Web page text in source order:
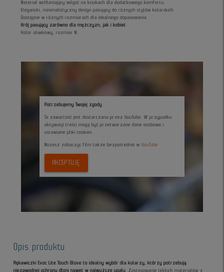
Materiał wchłaniający wilgoć na kciukach dla dodatkowego komfortu.
Elegancki, minimalistyczny design pasujący do różnych stylów kolarskich.
Dostępne w różnych rozmiarach dla idealnego dopasowania.
Krój pasujący zarówno dla mężczyzn, jak i kobiet
Kolor oliwkowy, rozmiar M.
Potrzebujemy Twojej zgody
Ta zawartość jest dostarczana przez YouTube. W przypadku
aktywacji treści mogą być przetwarzane dane osobowe i
ustawiane pliki cookies.
Możesz zobaczyc film także bezpośrednio w YouTube
AKCEPTUJĘ
Opis produktu
Rękawiczki Evoc Lite Touch Glove to idealny wybór dla kolarzy, którzy potrzebują
niezawodnej ochrony dłoni nawet w najwyższe upały
. Zastosowanie lekkich materiałów z